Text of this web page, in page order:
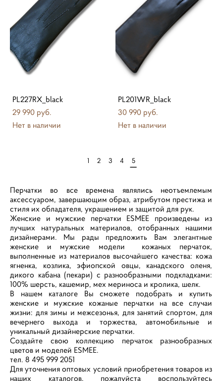
PL227RX_black
29 990 pуб.
Нет в наличии
PL201WR_black
30 990 pуб.
Нет в наличии
1 2 3 4 5
Перчатки во все времена являлись неотъемлемым
аксессуаром, завершающим образ, атрибутом престижа и
стиля их обладателя, украшением и защитой для рук.
Женские и мужские перчатки ESMEE произведены из
лучших натуральных материалов, отобранных нашими
дизайнерами. Мы рады предложить Вам элегантные
женские и мужские модели кожаных перчаток,
выполненные из материалов высочайшего качества: кожа
ягненка, козлика, эфиопской овцы, канадского оленя,
дикого кабана (пекари) с разнообразными подкладками:
100% шерсть, кашемир, мех мериноса и кролика, шелк.
В нашем каталоге Вы сможете подобрать и купить
женские и мужские кожаные перчатки на все случаи
жизни: для зимы и межсезонья, для занятий спортом, для
вечернего выхода и торжества, автомобильные и
уникальный дизайнерские перчатки.
Создайте свою коллекцию перчаток разнообразных
цветов и моделей ESMEE.
тел. 8 495 999 2051
Для уточнения оптовых условий приобретения товаров из
наших каталогов, пожалуйста воспользуйтесь